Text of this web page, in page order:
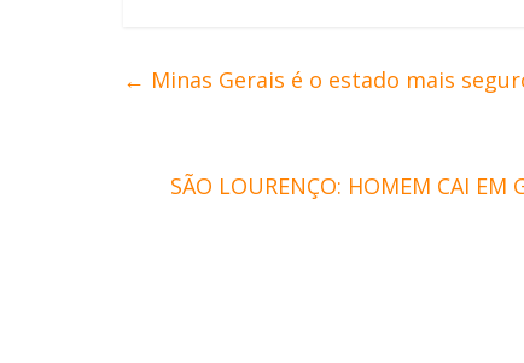
← Minas Gerais é o estado mais
SÃO LOURENÇO: HOMEM CAI EM